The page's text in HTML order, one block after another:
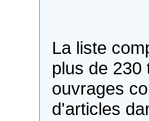
La liste
plus de 230
ouvrages
d'articles